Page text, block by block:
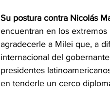
Su postura contra Nicolás
encuentran en los
agradecerle a Milei que, a
internacional del
presidentes
en tenderle un cerco